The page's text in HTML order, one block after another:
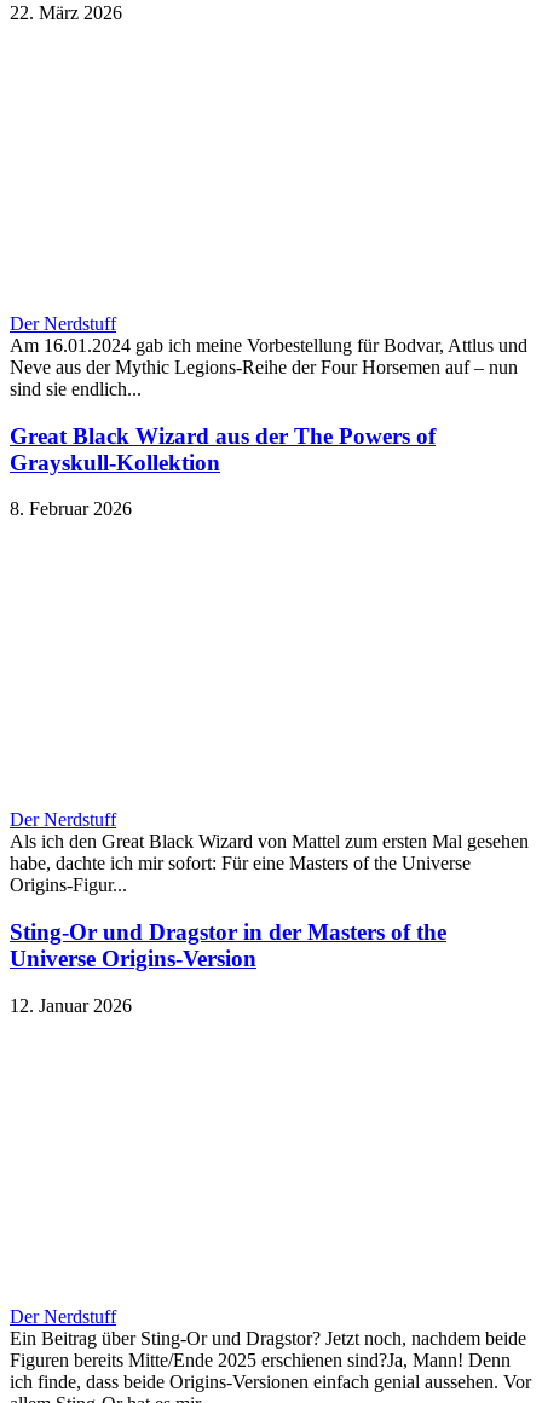
22. März 2026
Der Nerdstuff
Am 16.01.2024 gab ich meine Vorbestellung für Bodvar, Attlus und
Neve aus der Mythic Legions-Reihe der Four Horsemen auf – nun
sind sie endlich...
Great Black Wizard aus der The Powers of
Grayskull-Kollektion
8. Februar 2026
Der Nerdstuff
Als ich den Great Black Wizard von Mattel zum ersten Mal gesehen
habe, dachte ich mir sofort: Für eine Masters of the Universe
Origins-Figur...
Sting-Or und Dragstor in der Masters of the
Universe Origins-Version
12. Januar 2026
Der Nerdstuff
Ein Beitrag über Sting-Or und Dragstor? Jetzt noch, nachdem beide
Figuren bereits Mitte/Ende 2025 erschienen sind?Ja, Mann! Denn
ich finde, dass beide Origins-Versionen einfach genial aussehen. Vor